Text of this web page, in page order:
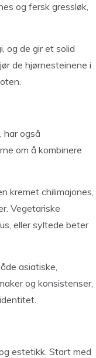
og fersk gressløk,
og de gir et solid
de hjørnesteinene i
har også
om å kombinere
kremet chilimajones,
Vegetariske
eller syltede beter
asiatiske,
og konsistenser,
estetikk. Start med